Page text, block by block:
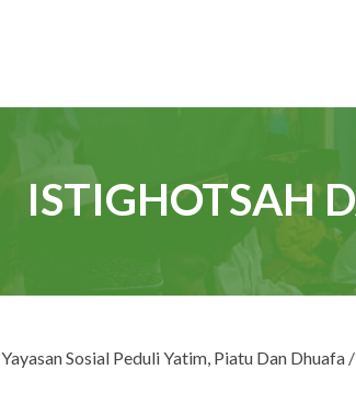
ISTIGHOTSAH
Yayasan Sosial Peduli Yatim, Piatu Dan Dhuafa